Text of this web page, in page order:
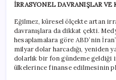
İRRASYONEL DAVRANIŞLAR VE
Eğilmez, küresel ölçekte artan
davranışlara da dikkat çekti.
hesaplamalara göre ABD’nin
milyar dolar harcadığı, yeniden
dolarlık bir fon gündeme geldiği
ülkelerince finanse edilmesinin